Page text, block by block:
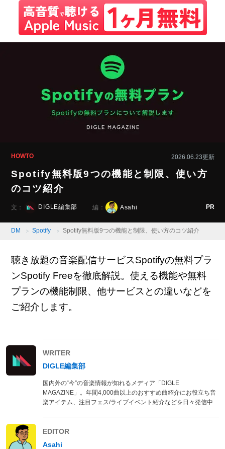
HOWTO 2026.06.23更新
Spotify無料版9つの機能と制限、使い方
のコツ紹介
文： DIGLE編集部 編： Asahi PR
DM Spotify Spotify無料版9つの機能と制限、使い方のコツ紹介
聴き放題の音楽配信サービスSpotifyの無料プラ
ンSpotify Freeを徹底解説。使える機能や無料
プランの機能制限、他サービスとの違いなどを
ご紹介します。
WRITER
DIGLE編集部
国内外の“今”の音楽情報が知れるメディア「DIGLE
MAGAZINE」。年間4,000曲以上のおすすめ曲紹介にお役立ち音
楽アイテム、注目フェス/ライブイベント紹介などを日々発信中
EDITOR
Asahi